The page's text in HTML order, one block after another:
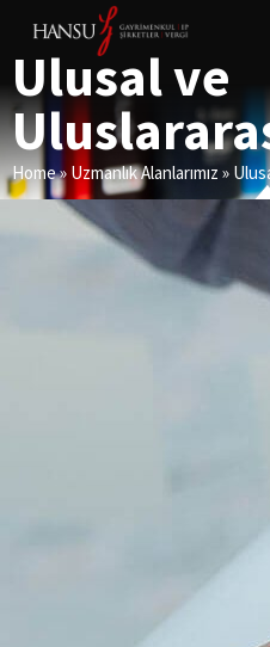
Ulusal ve
Home» Uzmanlık Alanlarımız »